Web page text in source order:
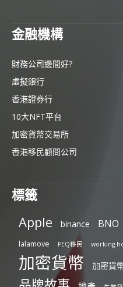
金融機構
財務公司邊間好?
虛擬銀行
香港證券行
10大NFT平台
加密貨幣交易所
香港移民顧問公司
標籤
Apple binance BNO
lalamove PEQ移民 working
加密貨幣 加密貨